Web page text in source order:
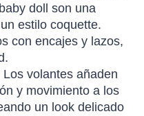
doll son una
estilo coquette.
con encajes y lazos,
volantes añaden
y movimiento a los
un look delicado